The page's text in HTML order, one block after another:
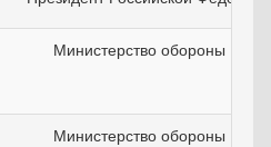
Министерство обороны РФ
Министерство обороны РФ